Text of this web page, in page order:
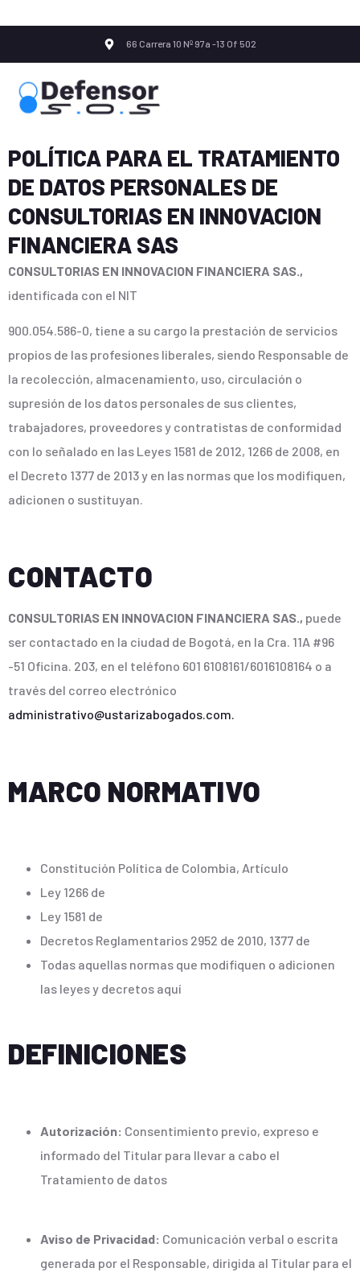
66 Carrera 10 Nº 97a -13 Of 502
POLÍTICA PARA EL TRATAMIENTO
DE DATOS PERSONALES DE
CONSULTORIAS EN INNOVACION
FINANCIERA SAS
CONSULTORIAS EN INNOVACION FINANCIERA SAS.,
identificada con el NIT
900.054.586-0, tiene a su cargo la prestación de servicios
propios de las profesiones liberales, siendo Responsable de
la recolección, almacenamiento, uso, circulación o
supresión de los datos personales de sus clientes,
trabajadores, proveedores y contratistas de conformidad
con lo señalado en las Leyes 1581 de 2012, 1266 de 2008, en
el Decreto 1377 de 2013 y en las normas que los modifiquen,
adicionen o sustituyan.
CONTACTO
CONSULTORIAS EN INNOVACION FINANCIERA SAS., puede
ser contactado en la ciudad de Bogotá, en la Cra. 11A #96
-51 Oficina. 203, en el teléfono 601 6108161/6016108164 o a
través del correo electrónico
administrativo@ustarizabogados.com.
MARCO NORMATIVO
Constitución Política de Colombia, Artículo
Ley 1266 de
Ley 1581 de
Decretos Reglamentarios 2952 de 2010, 1377 de
Todas aquellas normas que modifiquen o adicionen
las leyes y decretos aquí
DEFINICIONES
Autorización: Consentimiento previo, expreso e
informado del Titular para llevar a cabo el
Tratamiento de datos
Aviso de Privacidad: Comunicación verbal o escrita
generada por el Responsable, dirigida al Titular para el